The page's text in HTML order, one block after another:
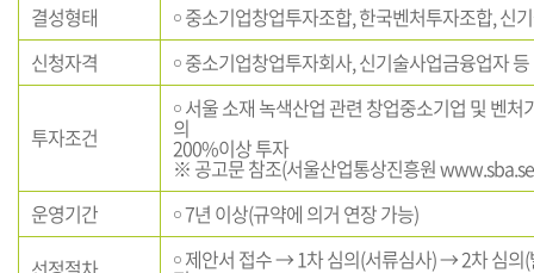
결성형태
￮ 중소기업창업투자조합, 한국벤처투자조합, 신
신청자격
￮ 중소기업창업투자회사, 신기술사업금융업자 등
투자조건
￮ 서울 소재 녹색산업 관련 창업중소기업 및 벤처
의
200%이상 투자
※ 공고문 참조(서울산업통상진흥원
운영기간
￮ 7년 이상(규약에 의거 연장 가능)
￮ 제안서 접수 → 1차 심의(서류심사) → 2차 심